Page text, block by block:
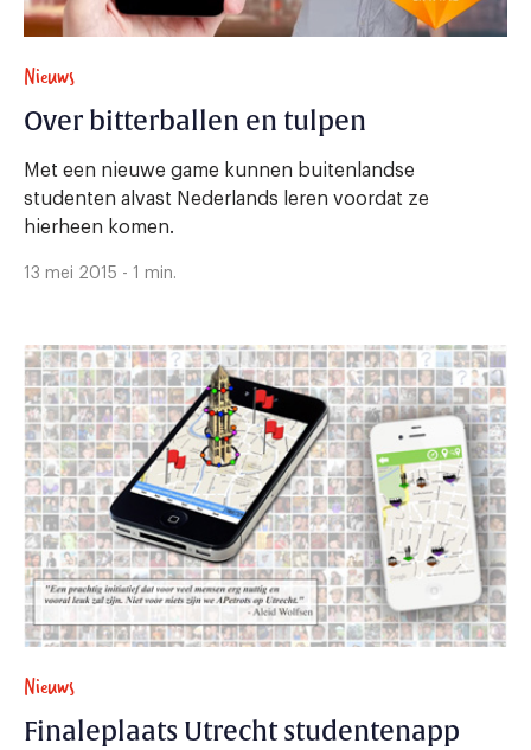
Nieuws
Over bitterballen en tulpen
Met een nieuwe game kunnen buitenlandse
studenten alvast Nederlands leren voordat ze
hierheen komen.
13 mei 2015 - 1 min.
Nieuws
Finaleplaats Utrecht studentenapp